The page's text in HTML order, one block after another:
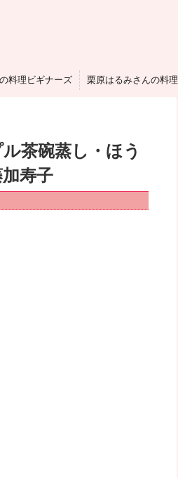
料理ビギナーズ 栗原はるみさんの料理
茶碗蒸し・ほう
加寿子